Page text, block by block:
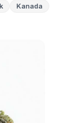
Kanada